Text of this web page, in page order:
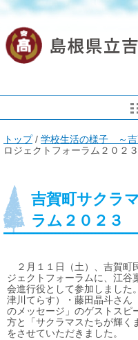
現
在
置：
トップ/ 学校生活の様子 ～吉
ロジェクトフォーラム２０２３
吉賀町サクラ
ラム２０２３
２月１１日（土）、吉賀町
ジェクトフォーラムに、江谷
会進行役として参加しました
津川てらす）・藤田晶斗さん
のメッセージ」のゲストスピ
方と「サクラマスたちが輝く
をさせていただきました。